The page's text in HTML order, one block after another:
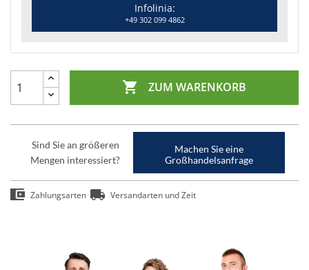
Infolinia:
+49 302 099 4862
 ZUM WARENKORB
Sind Sie an größeren
Mengen interessiert?
Machen Sie eine
Großhandelsanfrage
Zahlungsarten Versandarten und Zeit